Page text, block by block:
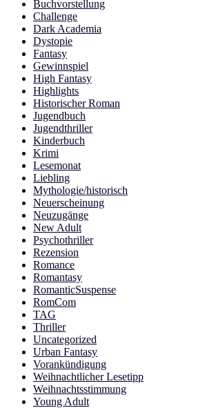
Buchvorstellung
Challenge
Dark Academia
Dystopie
Fantasy
Gewinnspiel
High Fantasy
Highlights
Historischer Roman
Jugendbuch
Jugendthriller
Kinderbuch
Krimi
Lesemonat
Liebling
Mythologie/historisch
Neuerscheinung
Neuzugänge
New Adult
Psychothriller
Rezension
Romance
Romantasy
RomanticSuspense
RomCom
TAG
Thriller
Uncategorized
Urban Fantasy
Vorankündigung
Weihnachtlicher Lesetipp
Weihnachtsstimmung
Young Adult